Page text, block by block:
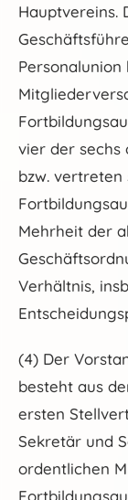
Hauptvereins.
Personalunion
vier der sechs
bzw. vertreten
Mehrheit der
Verhältnis,
(4) Der
besteht aus
ersten
Sekretär und
ordentlichen